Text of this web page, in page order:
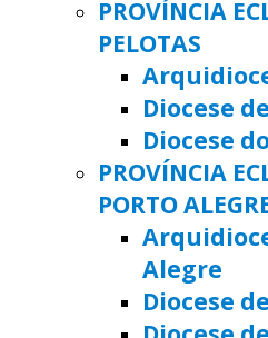
PROVÍNCIA
PELOTAS
Diocese
Diocese
PROVÍNCIA
PORTO
Alegre
Diocese